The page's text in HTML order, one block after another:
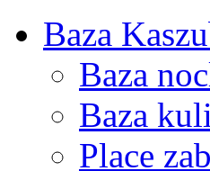
Baza
Baza
Baza
Place